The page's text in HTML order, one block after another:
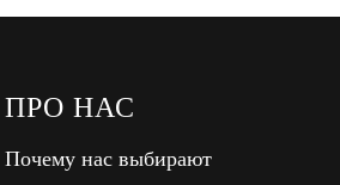
ПРО НАС
Почему нас выбирают